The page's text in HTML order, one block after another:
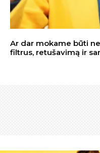
Ar dar mokame būti
filtrus, retušavimą ir